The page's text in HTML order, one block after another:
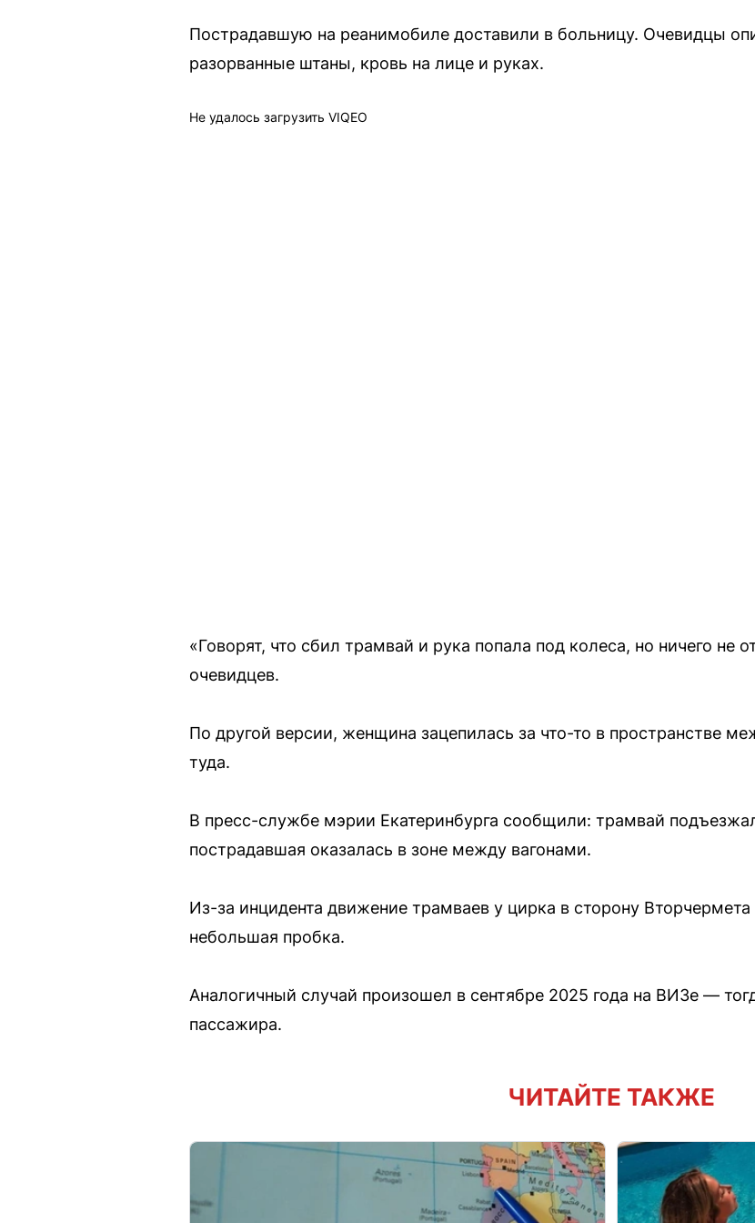
Пострадавшую на реанимобиле доставили в больницу. Очевидцы
разорванные штаны, кровь на лице и руках.
Не удалось загрузить VIQEO
«Говорят, что сбил трамвай и рука попала под колеса, но ничего не
очевидцев.
По другой версии, женщина зацепилась за что-то в пространстве
туда.
В пресс-службе мэрии Екатеринбурга сообщили: трамвай
пострадавшая оказалась в зоне между вагонами.
Из-за инцидента движение трамваев у цирка в сторону Вторчермета
небольшая пробка.
Аналогичный случай произошел в сентябре 2025 года на ВИЗе —
пассажира.
ЧИТАЙТЕ ТАКЖЕ